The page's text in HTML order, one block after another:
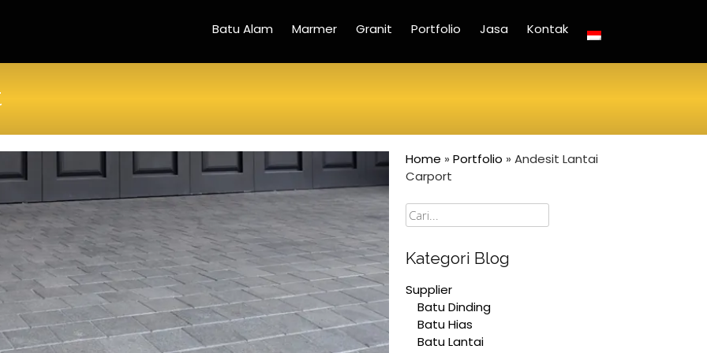
Batu Alam Marmer Granit Portfolio Jasa Kontak
Home » Portfolio » Andesit Lantai
Carport
Cari
Kategori Blog
Supplier
Batu Dinding
Batu Hias
Batu Lantai